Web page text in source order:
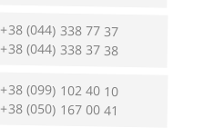
+38 (044) 338 77 37
+38 (044) 338 37 38
+38 (099) 102 40 10
+38 (050) 167 00 41